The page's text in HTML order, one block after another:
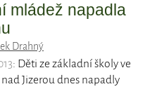
mládež napadla
Drahný
: Děti ze základní školy ve
Jizerou dnes napadly